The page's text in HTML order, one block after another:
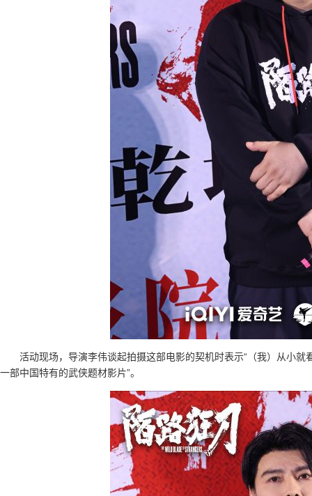
活动现场，导演李伟谈起拍摄这部电影的契机时表示“（我）从小
一部中国特有的武侠题材影片”。